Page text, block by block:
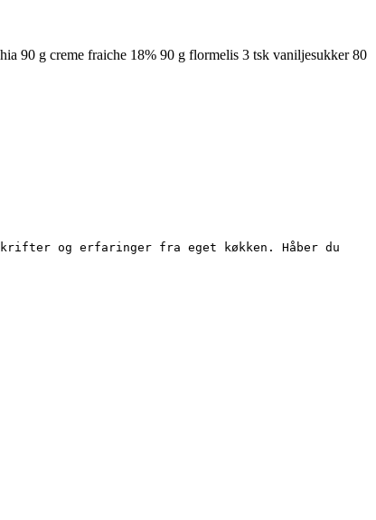
90 g creme fraiche 18% 90 g flormelis 3 tsk vaniljesukker 80
og erfaringer fra eget køkken. Håber du